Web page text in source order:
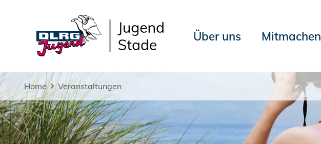
Über uns Mitmachen
Home Veranstaltungen